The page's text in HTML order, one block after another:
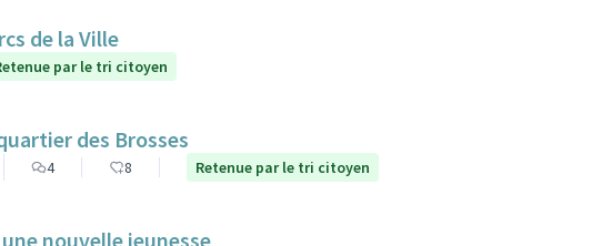
de la Ville
par le tri citoyen
des Brosses
4 8 Retenue par le tri citoyen
nouvelle jeunesse